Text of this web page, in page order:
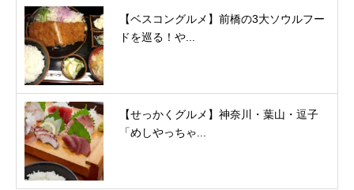
【ベスコングルメ】前橋の3大ソウルフー
ドを巡る！や...
【せっかくグルメ】神奈川・葉山・逗子
「めしやっちゃ...